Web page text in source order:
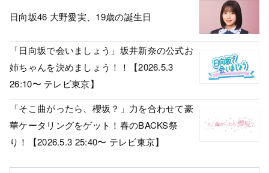
日向坂46 大野愛実、19歳の誕生日
「日向坂で会いましょう」坂井新奈の公式お
姉ちゃんを決めましょう！！【2026.5.3
26:10〜 テレビ東京】
「そこ曲がったら、櫻坂？」力を合わせて豪
華ケータリングをゲット！春のBACKS祭
り！【2026.5.3 25:40〜 テレビ東京】